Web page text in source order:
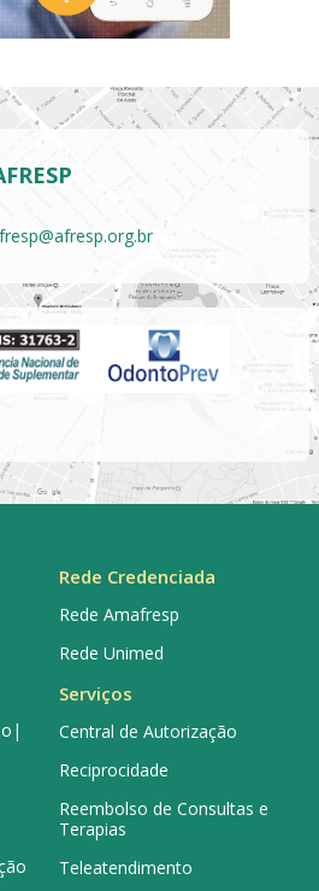
Rede Credenciada
Rede Amafresp
Rede Unimed
Serviços
Central de Autorização
Reciprocidade
Reembolso de Consultas e
Terapias
Teleatendimento